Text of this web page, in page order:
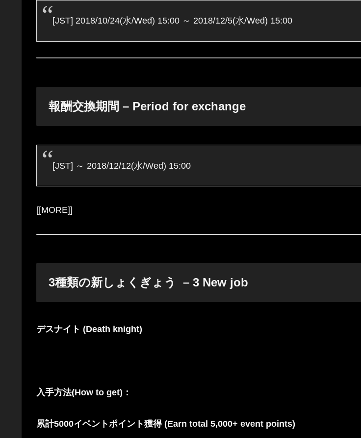
[JST] 2018/10/24(水/Wed) 15:00 ～ 2018/12/5(水/Wed) 15:00
報酬交換期間 – Period for exchange
[JST] ～ 2018/12/12(水/Wed) 15:00
[[MORE]]
3種類の新しょくぎょう – 3 New job
デスナイト (Death knight)
入手方法(How to get)：
累計5000イベントポイント獲得 (Earn total 5,000+ event points)